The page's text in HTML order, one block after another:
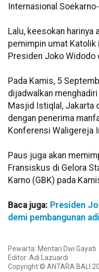
Internasional
Lalu, keesokan harinya
pemimpin umat
Presiden Joko Widodo
Pada Kamis, 5
dijadwalkan
Masjid Istiqlal, Jakarta
dengan penerima
Konferensi Waligereja
Paus juga akan
Fransiskus di Gelora
Karno (GBK) pada
Baca juga: Presiden
demi pembangunan
Pewarta: Mentari Dwi Gayati
Editor: Adi Lazuardi
Copyright © ANTARA BALI